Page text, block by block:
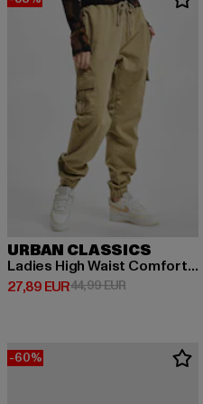
URBAN CLASSICS
Ladies High Waist Comfort Jogging
27,89 EUR
Derzeitiger Preis: 27,89 EUR
44,99 EURAktionspreis:
-60%